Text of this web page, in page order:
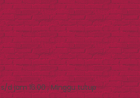
d jam 16.00 , Minggu tutup